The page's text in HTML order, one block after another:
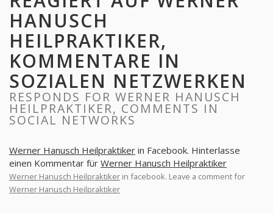
HANUSCH
HEILPRAKTIKER,
KOMMENTARE IN
SOZIALEN NETZWERKEN
RESPONDS FOR WERNER HANUSCH
HEILPRAKTIKER, COMMENTS IN
SOCIAL NETWORKS
Werner Hanusch Heilpraktiker in Facebook. Hinterlasse
einen Kommentar für Werner Hanusch Heilpraktiker
Werner Hanusch Heilpraktiker in facebook. Leave a comment for
Werner Hanusch Heilpraktiker